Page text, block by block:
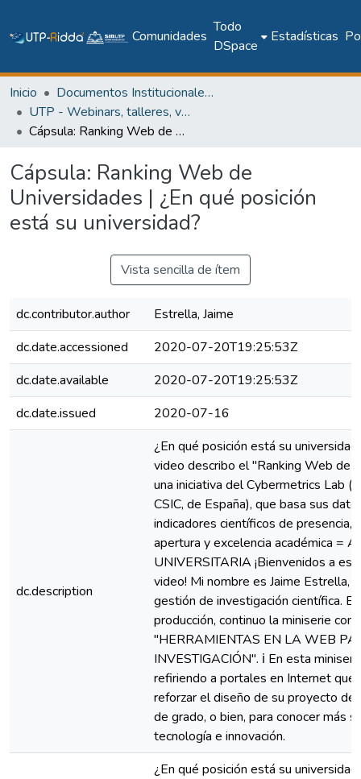
Comunidades
Todo
DSpace
Estadísticas
Inicio
Documentos Institucionales y Memoria Universitaria
UTP - Webinars, talleres, videoconferencias y cápsulas institucionales
Cápsula: Ranking Web de Universidades | ¿En qué posición está su universidad?
Cápsula: Ranking Web de
Universidades | ¿En qué posición
está su universidad?
Vista sencilla de ítem
dc.contributor.author
Estrella, Jaime
dc.date.accessioned
2020-07-20T19:25:53Z
dc.date.available
2020-07-20T19:25:53Z
dc.date.issued
2020-07-16
dc.description
¿En qué posición está su
video describo el "Ranking Web de
una iniciativa del Cybermetrics Lab
CSIC, de España), que basa sus
indicadores científicos de presencia,
apertura y excelencia académica =
UNIVERSITARIA ¡Bienvenidos a
video! Mi nombre es Jaime Estrella,
gestión de investigación científica.
producción, continuo la miniserie con
"HERRAMIENTAS EN LA WEB
INVESTIGACIÓN". ℹ En esta
refiriendo a portales en Internet que
reforzar el diseño de su proyecto de
de grado, o bien, para conocer más
tecnología e innovación.
¿En qué posición está su